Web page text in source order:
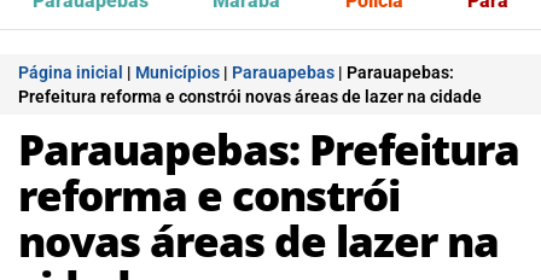
Página inicial | Municípios | Parauapebas | Parauapebas:
Prefeitura reforma e constrói novas áreas de lazer na cidade
Parauapebas: Prefeitura
reforma e constrói
novas áreas de lazer na